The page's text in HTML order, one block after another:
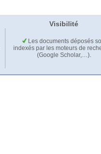
Visibilité
Les documents déposés
indexés par les moteurs de
(Google Scholar,…).